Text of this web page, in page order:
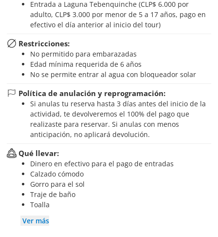
Entrada a Laguna Tebenquinche (CLP$ 6.000 por
adulto, CLP$ 3.000 por menor de 5 a 17 años, pago en
efectivo el día anterior al inicio del tour)
Restricciones:
No permitido para embarazadas
Edad mínima requerida de 6 años
No se permite entrar al agua con bloqueador solar
Política de anulación y reprogramación:
Si anulas tu reserva hasta 3 días antes del inicio de la
actividad, te devolveremos el 100% del pago que
realizaste para reservar. Si anulas con menos
anticipación, no aplicará devolución.
Qué llevar:
Dinero en efectivo para el pago de entradas
Calzado cómodo
Gorro para el sol
Traje de baño
Toalla
Ver más